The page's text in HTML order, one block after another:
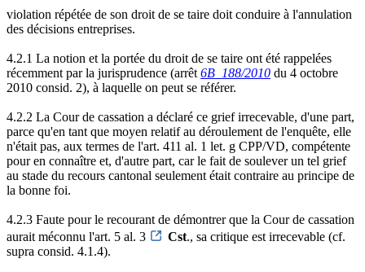
violation répétée de son droit de se taire doit conduire à l'annulation
des décisions entreprises.
4.2.1 La notion et la portée du droit de se taire ont été rappelées
récemment par la jurisprudence (arrêt 6B_188/2010 du 4 octobre
2010 consid. 2), à laquelle on peut se référer.
4.2.2 La Cour de cassation a déclaré ce grief irrecevable, d'une part,
parce qu'en tant que moyen relatif au déroulement de l'enquête, elle
n'était pas, aux termes de l'art. 411 al. 1 let. g CPP/VD, compétente
pour en connaître et, d'autre part, car le fait de soulever un tel grief
au stade du recours cantonal seulement était contraire au principe de
la bonne foi.
4.2.3 Faute pour le recourant de démontrer que la Cour de cassation
aurait méconnu l'art. 5 al. 3
Cst., sa critique est irrecevable (cf.
supra consid. 4.1.4).